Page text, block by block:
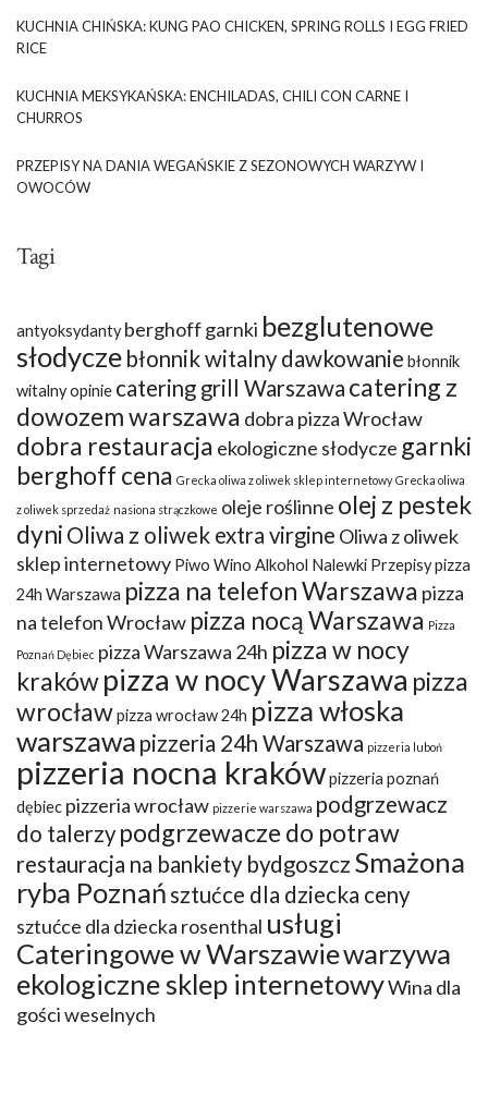
KUCHNIA CHIŃSKA: KUNG PAO CHICKEN, SPRING ROLLS I EGG FRIED
RICE
KUCHNIA MEKSYKAŃSKA: ENCHILADAS, CHILI CON CARNE I
CHURROS
PRZEPISY NA DANIA WEGAŃSKIE Z SEZONOWYCH WARZYW I
OWOCÓW
Tagi
antyoksydanty berghoff garnki bezglutenowe
słodycze błonnik witalny dawkowanie błonnik
witalny opinie catering grill Warszawa catering z
dowozem warszawa dobra pizza Wrocław
dobra restauracja ekologiczne słodycze garnki
berghoff cena Grecka oliwa z oliwek sklep internetowy Grecka oliwa
z oliwek sprzedaż nasiona strączkowe oleje roślinne olej z pestek
dyni Oliwa z oliwek extra virgine Oliwa z oliwek
sklep internetowy Piwo Wino Alkohol Nalewki Przepisypizza
24h Warszawa pizza na telefon Warszawa pizza
na telefon Wrocław pizza nocą Warszawa Pizza
Poznań Dębiec pizza Warszawa 24h pizza w nocy
krakówpizza w nocy Warszawa pizza
wrocławpizza wrocław 24h pizza włoska
warszawa pizzeria 24h Warszawa pizzeria luboń
pizzeria nocna krakówpizzeria poznań
dębiec pizzeria wrocław pizzerie warszawa podgrzewacz
do talerzy podgrzewacze do potraw
restauracja na bankiety bydgoszcz Smażona
ryba Poznań sztućce dla dziecka ceny
sztućce dla dziecka rosenthal usługi
Cateringowe w Warszawiewarzywa
ekologiczne sklep internetowyWina dla
gości weselnych